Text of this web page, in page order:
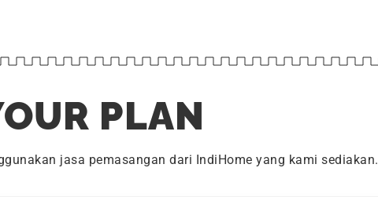
PLAN
jasa pemasangan dari IndiHome yang kami sediakan.